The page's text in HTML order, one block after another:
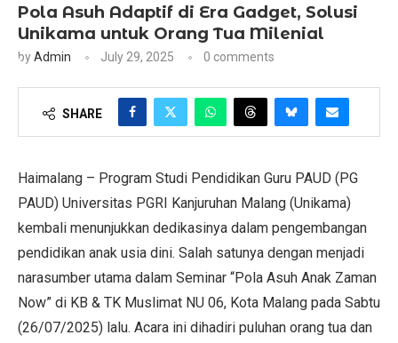
Pola Asuh Adaptif di Era Gadget, Solusi
Unikama untuk Orang Tua Milenial
byAdmin July 29, 2025 0 comments
SHARE
Haimalang – Program Studi Pendidikan Guru PAUD (PG
PAUD) Universitas PGRI Kanjuruhan Malang (Unikama)
kembali menunjukkan dedikasinya dalam pengembangan
pendidikan anak usia dini. Salah satunya dengan menjadi
narasumber utama dalam Seminar “Pola Asuh Anak Zaman
Now” di KB & TK Muslimat NU 06, Kota Malang pada Sabtu
(26/07/2025) lalu. Acara ini dihadiri puluhan orang tua dan